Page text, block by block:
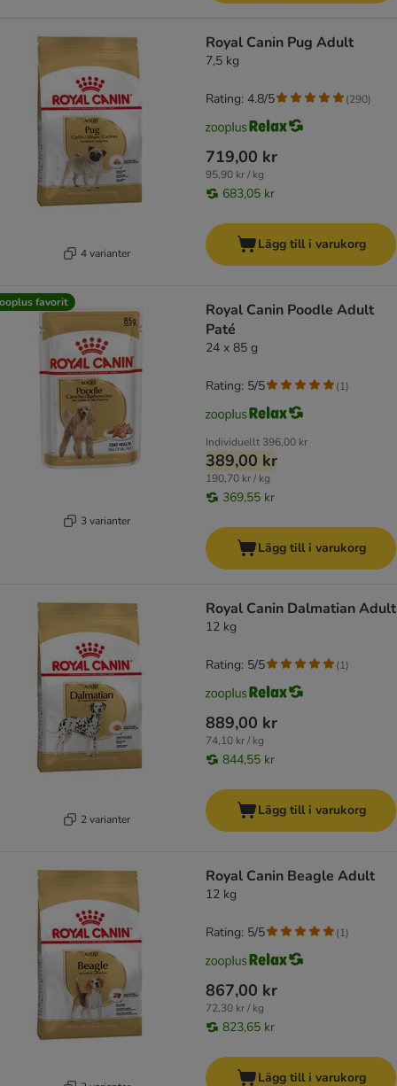
4 varianter
Royal Canin Pug Adult
7,5 kg
719,00 kr
95,90 kr / kg
683,05 kr
Rating: 4.8/5 (290)
Lägg till i varukorg
favorit
3 varianter
Royal Canin Poodle Adult
Paté
24 x 85 g
Individuellt 396,00 kr
389,00 kr
190,70 kr / kg
369,55 kr
Rating: 5/5 (1)
Lägg till i varukorg
2 varianter
Royal Canin Dalmatian Adult
12 kg
889,00 kr
74,10 kr / kg
844,55 kr
Rating: 5/5 (1)
Lägg till i varukorg
Royal Canin Beagle Adult
12 kg
867,00 kr
72,30 kr / kg
823,65 kr
Rating: 5/5 (1)
Lägg till i varukorg